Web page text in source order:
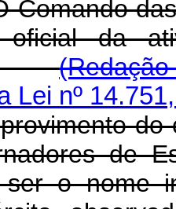
Comando
oficial da
Lei nº
de
o nome